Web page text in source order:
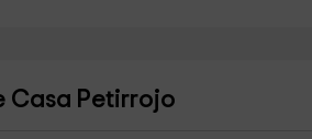
Casa Petirrojo